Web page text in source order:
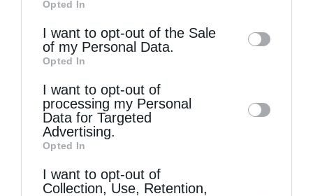
of downstream participants. This
information may also be disclosed by us to
third parties on theIAB’s List of
Downstream Participants
disclose it to other third parties.
Opted In
I want to opt-out of the Sale
of my Personal Data.
Opted In
I want to opt-out of
processing my Personal
Data for Targeted
Advertising.
Opted In
I want to opt-out of
Collection, Use, Retention,